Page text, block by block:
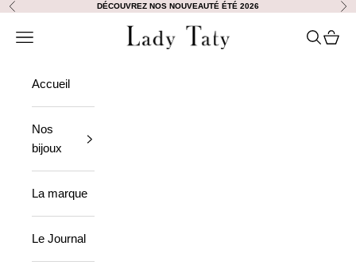
Passer au contenu
Précédent DÉCOUVREZ NOS NOUVEAUTÉ ÉTÉ 2026
Lady Taty
Ouvrir la navigation Ouvrir la
Voir
Accueil
Nos
bijoux
La marque
Le Journal